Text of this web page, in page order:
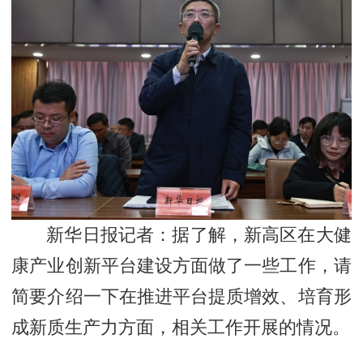
新华日报记者：据了解，新高区在大健
康产业创新平台建设方面做了一些工作，请
简要介绍一下在推进平台提质增效、培育形
成新质生产力方面，相关工作开展的情况。